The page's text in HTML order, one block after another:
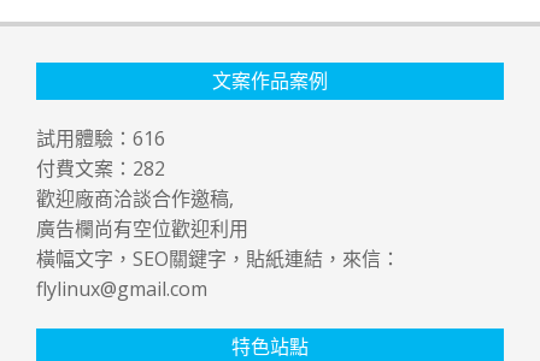
文案作品案例
試用體驗： 616
付費文案： 282
歡迎廠商洽談合作邀稿,
廣告欄尚有空位歡迎利用
橫幅文字，SEO關鍵字，貼紙連結，來信：
flylinux@gmail.com
特色站點